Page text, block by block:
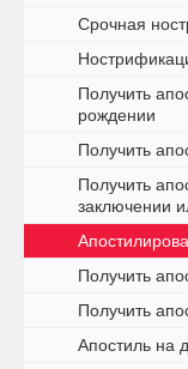
Срочная
Получить
рождении
Получить
Получить
заключении
Получить
Получить
Апостиль на